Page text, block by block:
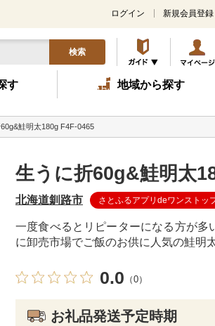
ログイン 新規会員登録
検索
す 地域から探す
鮭明太180g F4F-0465
生うに折60g&鮭明太
北海道釧路市 さとふるアプリdeワンストッ
一度食べるとリピーターになる方が
に卸売市場でご飯のお供に人気の鮭明
0.0 （0）
お礼品発送予定時期